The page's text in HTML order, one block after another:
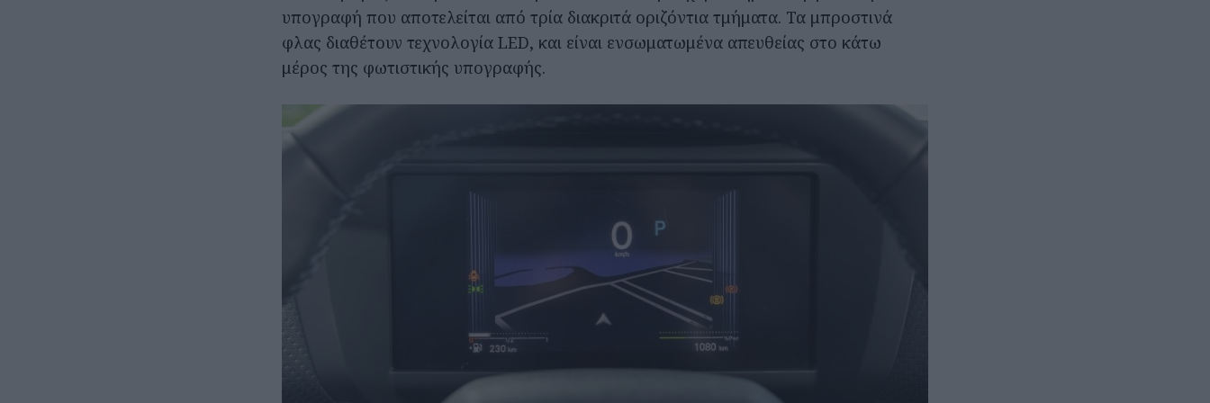
υπογραφή που αποτελείται από τρία διακριτά οριζόντια τμήματα. Τα μπροστινά
φλας διαθέτουν τεχνολογία LED, και είναι ενσωματωμένα απευθείας στο κάτω
μέρος της φωτιστικής υπογραφής.